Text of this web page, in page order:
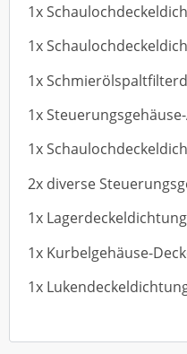
1x
1x
1x
1x
1x
2x diverse
1x
1x Kurbelgehäuse-
1x